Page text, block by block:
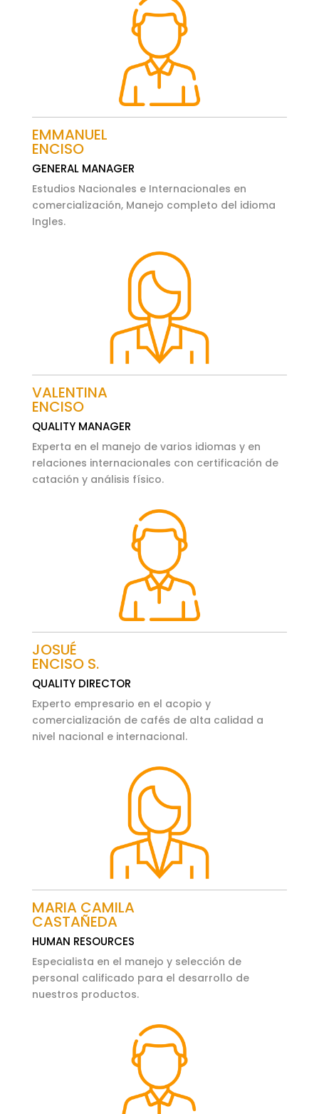
EMMANUEL
ENCISO
GENERAL MANAGER
Estudios Nacionales e Internacionales en
comercialización, Manejo completo del idioma
Ingles.
VALENTINA
ENCISO
QUALITY MANAGER
Experta en el manejo de varios idiomas y en
relaciones internacionales con certificación de
catación y análisis físico.
JOSUÉ
ENCISO S.
QUALITY DIRECTOR
Experto empresario en el acopio y
comercialización de cafés de alta calidad a
nivel nacional e internacional.
MARIA CAMILA
CASTAÑEDA
HUMAN RESOURCES
Especialista en el manejo y selección de
personal calificado para el desarrollo de
nuestros productos.